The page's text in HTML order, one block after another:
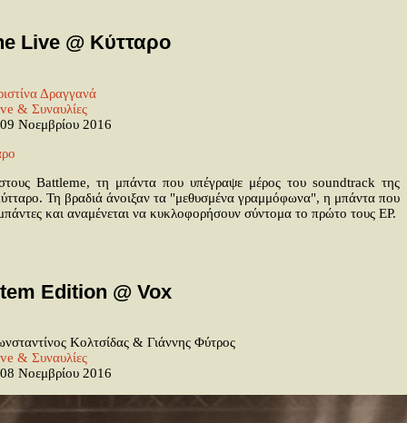
Live @ Κύτταρο
Δραγγανά
& Συναυλίες
09 Νοεμβρίου 2016
Battleme, τη μπάντα που υπέγραψε μέρος του soundtrack της
Τη βραδιά άνοιξαν τα "μεθυσμένα γραμμόφωνα", η μπάντα που
και αναμένεται να κυκλοφορήσουν σύντομα το πρώτο τους EP.
Edition @ Vox
Κολτσίδας & Γιάννης Φύτρος
& Συναυλίες
08 Νοεμβρίου 2016